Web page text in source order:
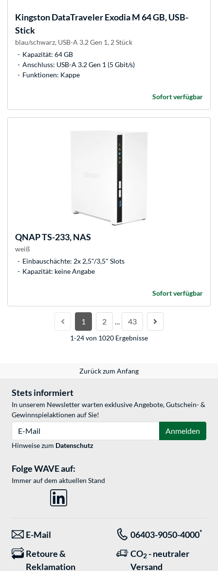
KingstonDataTraveler Exodia M 64 GB, USB-
Stick
blau/schwarz, USB-A 3.2 Gen 1, 2 Stück
Kapazität: 64 GB
Anschluss: USB-A 3.2 Gen 1 (5 Gbit/s)
Funktionen: Kappe
Sofort verfügbar
QNAPTS-233, NAS
weiß
Einbauschächte: 2x 2,5"/3,5" Slots
Kapazität: keine Angabe
Sofort verfügbar
1 2 … 43
1-24 von 1020 Ergebnisse
Zurück zum Anfang
Stets informiert
In unserem Newsletter warten exklusive Angebote, Gutschein- &
Gewinnspielaktionen auf Sie!
Anmelden
Hinweise zum Datenschutz
Folge WAVE auf:
Immer auf dem aktuellen Stand
E-Mail 06403-9050-4000*
Retoure &
Reklamation
CO2 - neutraler
Versand